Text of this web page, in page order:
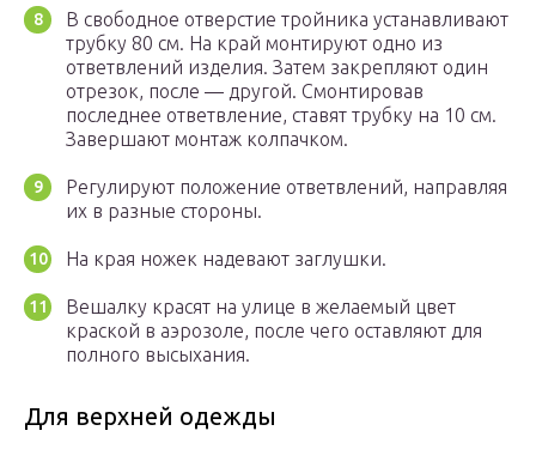
В свободное отверстие тройника устанавливают
трубку 80 см. На край монтируют одно из
ответвлений изделия. Затем закрепляют один
отрезок, после — другой. Смонтировав
последнее ответвление, ставят трубку на 10 см.
Завершают монтаж колпачком.
Регулируют положение ответвлений, направляя
их в разные стороны.
На края ножек надевают заглушки.
Вешалку красят на улице в желаемый цвет
краской в аэрозоле, после чего оставляют для
полного высыхания.
Для верхней одежды